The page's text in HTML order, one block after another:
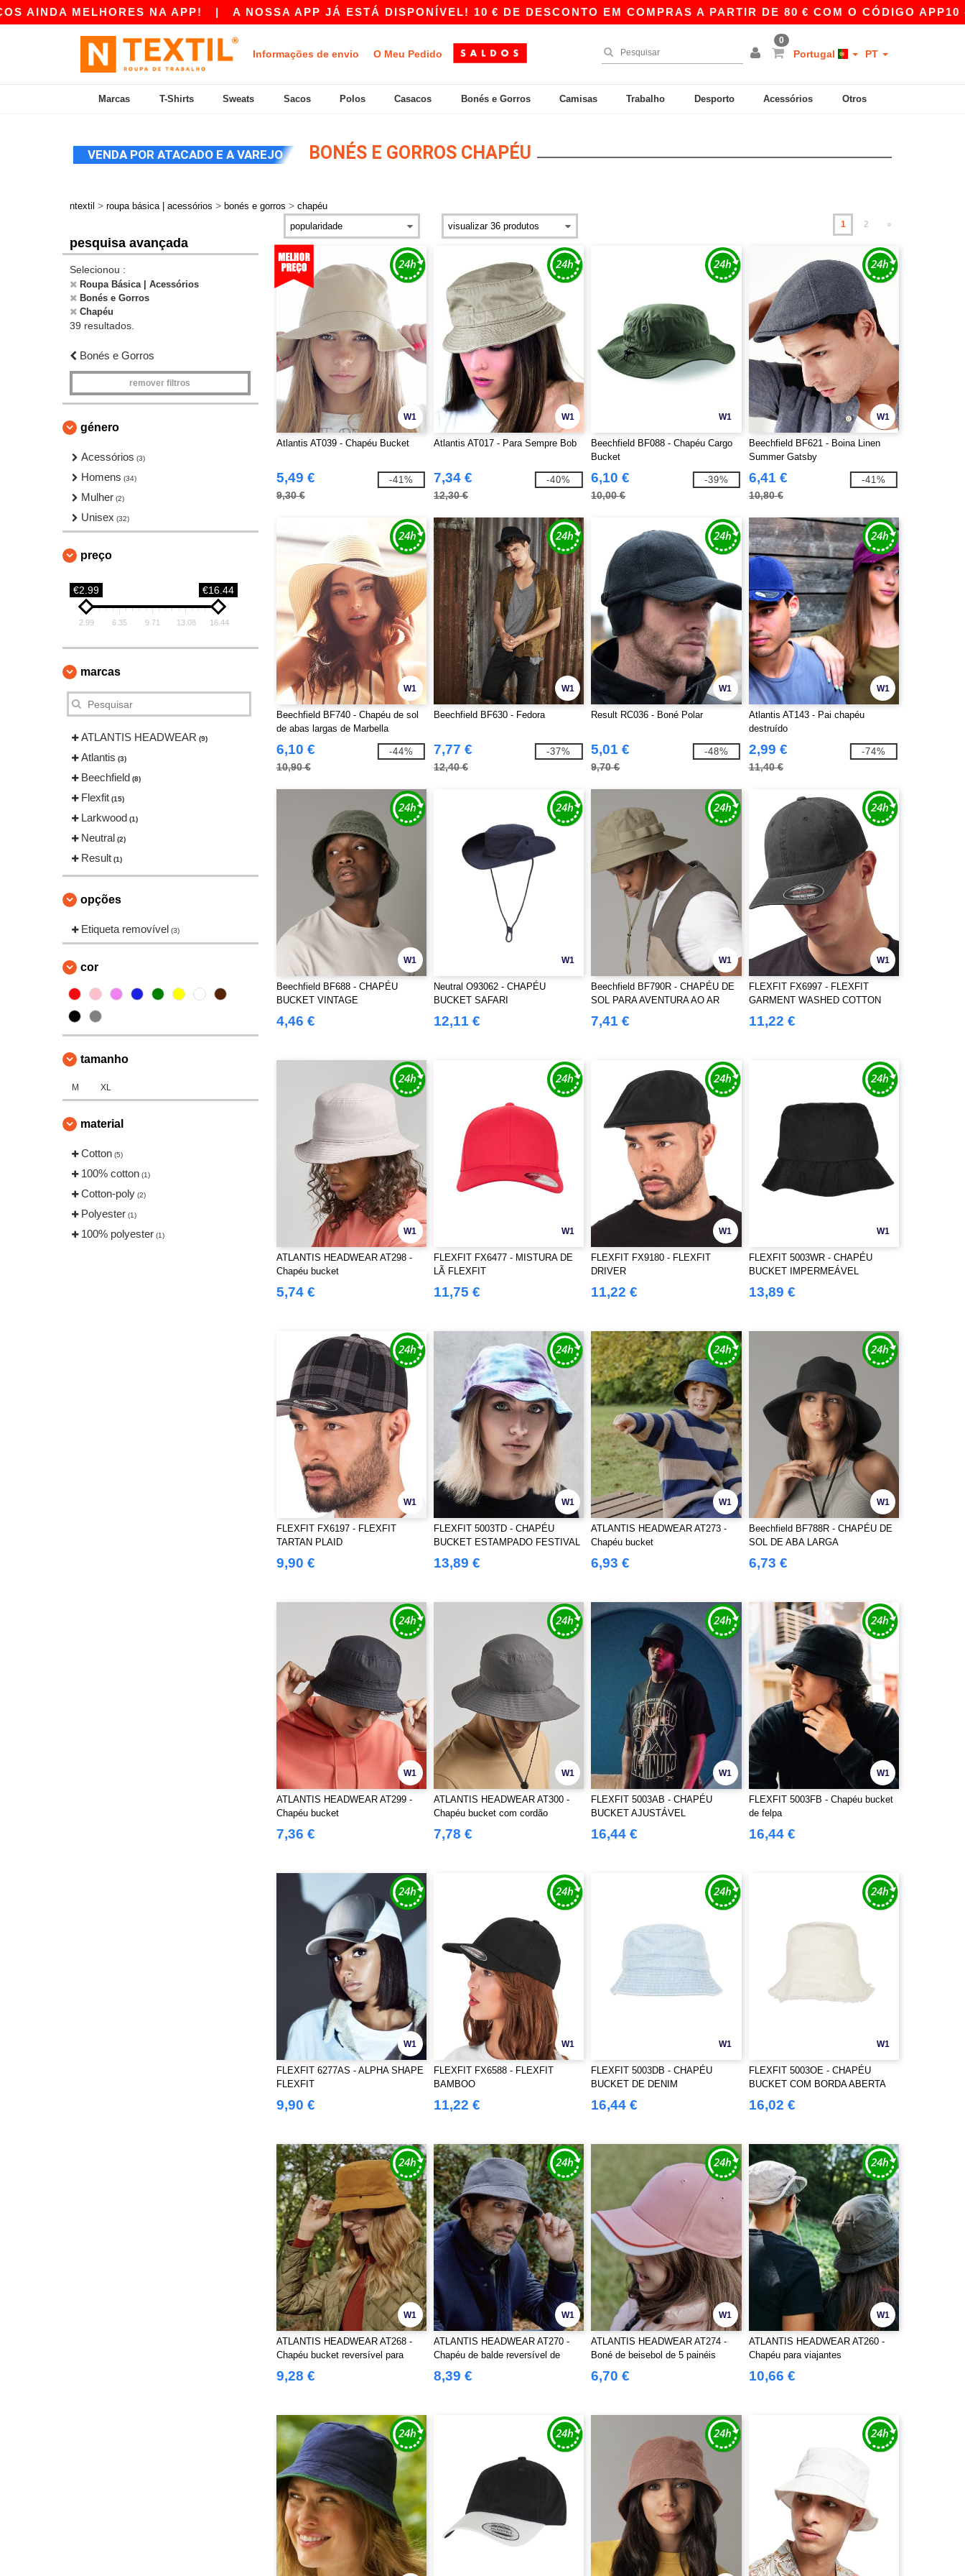
NA APP! |A NOSSA APP JÁ ESTÁ DISPONÍVEL! 10 € DE DESCONTO EM COMPRAS A PARTIR DE 80 € COM O CÓDIGO APP10 – PREÇOS
Informações de envio O Meu Pedido
0
Portugal PT
Marcas T-Shirts Sweats Sacos Polos Casacos Bonés e Gorros Camisas Trabalho Desporto Acessórios Otros
VENDA POR ATACADO E A VAREJO BONÉS E GORROS CHAPÉU
ntextil > roupa básica | acessórios > bonés e gorros > chapéu
pesquisa avançada
Selecionou :
Roupa Básica | Acessórios
Bonés e Gorros
Chapéu
39 resultados.
Bonés e Gorros
remover filtros
género
Acessórios (3)
Homens (34)
Mulher (2)
Unisex (32)
preço
€2.99 €16.44
2.99 6.35 9.71 13.08 16.44
marcas
ATLANTIS HEADWEAR (9)
Atlantis (3)
Beechfield (8)
Flexfit (15)
Larkwood (1)
Neutral (2)
Result (1)
opções
Etiqueta removível (3)
cor
tamanho
M XL
material
Cotton (5)
100% cotton (1)
Cotton-poly (2)
Polyester (1)
100% polyester (1)
1 2 »
W1
Atlantis AT039 - Chapéu Bucket
5,49 €
9,30 €
-41%
W1
Atlantis AT017 - Para Sempre Bob
7,34 €
12,30 €
-40%
W1
Beechfield BF088 - Chapéu Cargo
Bucket
6,10 €
10,00 €
-39%
W1
Beechfield BF621 - Boina Linen
Summer Gatsby
6,41 €
10,80 €
-41%
W1
Beechfield BF740 - Chapéu de sol
de abas largas de Marbella
6,10 €
10,90 €
-44%
W1
Beechfield BF630 - Fedora
7,77 €
12,40 €
-37%
W1
Result RC036 - Boné Polar
5,01 €
9,70 €
-48%
W1
Atlantis AT143 - Pai chapéu
destruído
2,99 €
11,40 €
-74%
W1
Beechfield BF688 - CHAPÉU
BUCKET VINTAGE
4,46 €
W1
Neutral O93062 - CHAPÉU
BUCKET SAFARI
12,11 €
W1
Beechfield BF790R - CHAPÉU DE
SOL PARA AVENTURA AO AR
LIVRE
7,41 €
W1
FLEXFIT FX6997 - FLEXFIT
GARMENT WASHED COTTON
DAD HAT
11,22 €
W1
ATLANTIS HEADWEAR AT298 -
Chapéu bucket
5,74 €
W1
FLEXFIT FX6477 - MISTURA DE
LÃ FLEXFIT
11,75 €
W1
FLEXFIT FX9180 - FLEXFIT
DRIVER
11,22 €
W1
FLEXFIT 5003WR - CHAPÉU
BUCKET IMPERMEÁVEL
13,89 €
W1
FLEXFIT FX6197 - FLEXFIT
TARTAN PLAID
9,90 €
W1
FLEXFIT 5003TD - CHAPÉU
BUCKET ESTAMPADO FESTIVAL
13,89 €
W1
ATLANTIS HEADWEAR AT273 -
Chapéu bucket
6,93 €
W1
Beechfield BF788R - CHAPÉU DE
SOL DE ABA LARGA
6,73 €
W1
ATLANTIS HEADWEAR AT299 -
Chapéu bucket
7,36 €
W1
ATLANTIS HEADWEAR AT300 -
Chapéu bucket com cordão
ajustável
7,78 €
W1
FLEXFIT 5003AB - CHAPÉU
BUCKET AJUSTÁVEL
16,44 €
W1
FLEXFIT 5003FB - Chapéu bucket
de felpa
16,44 €
W1
FLEXFIT 6277AS - ALPHA SHAPE
FLEXFIT
9,90 €
W1
FLEXFIT FX6588 - FLEXFIT
BAMBOO
11,22 €
W1
FLEXFIT 5003DB - CHAPÉU
BUCKET DE DENIM
16,44 €
W1
FLEXFIT 5003OE - CHAPÉU
BUCKET COM BORDA ABERTA
16,02 €
W1
ATLANTIS HEADWEAR AT268 -
Chapéu bucket reversível para
exterior
9,28 €
W1
ATLANTIS HEADWEAR AT270 -
Chapéu de balde reversível de
inverno
8,39 €
W1
ATLANTIS HEADWEAR AT274 -
Boné de beisebol de 5 painéis
6,70 €
W1
ATLANTIS HEADWEAR AT260 -
Chapéu para viajantes
10,66 €